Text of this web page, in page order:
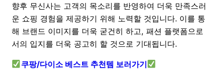
향후 무신사는 고객의 목소리를 반영하여 더욱 만족스러
운 쇼핑 경험을 제공하기 위해 노력할 것입니다. 이를 통
해 브랜드 이미지를 더욱 굳건히 하고, 패션 플랫폼으로
서의 입지를 더욱 공고히 할 것으로 기대됩니다.
쿠팡/다이소 베스트 추천템 보러가기